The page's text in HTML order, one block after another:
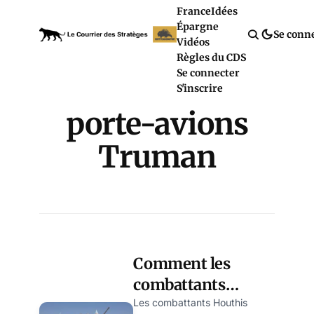
FranceIdées
Épargne
Vidéos
Règles du CDS
Se connecter
S'inscrire
Se
porte-avions
Truman
Comment les
combattants
Houthis ont vaincu
Les combattants Houthis